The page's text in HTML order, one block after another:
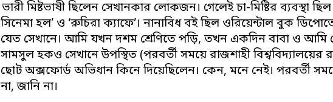
ভারী মিষ্টভাষী ছিলেন সেখানকার লোকজন। গেলেই চা-মিষ্টির ব্যবস্থা
সিনেমা হল’ ও ‘রুচিরা ক্যাফে’। নানাবিধ বই ছিল ওরিয়েন্টাল বুক
যেত সেখানে। আমি যখন দশম শ্রেণিতে পড়ি, তখন একদিন বাবা ও আমি
সামসুল হকও সেখানে উপস্থিত (পরবর্তী সময়ে রাজশাহী
ছোট অক্সফোর্ড অভিধান কিনে দিয়েছিলেন। কেন, মনে নেই। পরবর্তী
না, জানি না।